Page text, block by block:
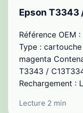
Epson T3343
Référence OEM
Type :
magenta
T3343 /
Rechargement :
Lecture 2 min